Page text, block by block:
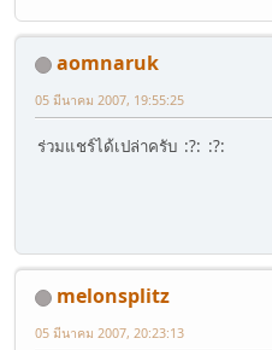
aomnaruk
05 มีนาคม 2007, 19:55:25
ร่วมแชร์ได้เปล่าครับ :?: :?:
melonsplitz
05 มีนาคม 2007, 20:23:13